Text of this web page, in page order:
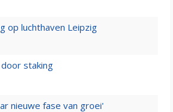
op luchthaven Leipzig
staking
nieuwe fase van groei'